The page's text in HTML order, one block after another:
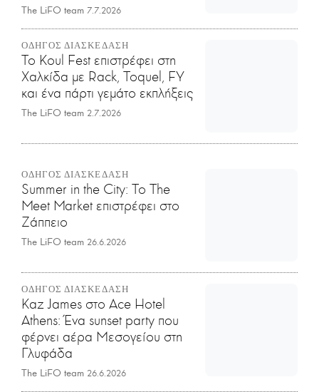
The LiFO team 7.7.2026
ΟΔΗΓΟΣ ΔΙΑΣΚΕΔΑΣΗ
Το Koul Fest επιστρέφει στη
Χαλκίδα με Rack, Toquel, FY
και ένα πάρτι γεμάτο εκπλήξεις
The LiFO team 2.7.2026
ΟΔΗΓΟΣ ΔΙΑΣΚΕΔΑΣΗ
Summer in the City: Το The
Meet Market επιστρέφει στο
Ζάππειο
The LiFO team 26.6.2026
ΟΔΗΓΟΣ ΔΙΑΣΚΕΔΑΣΗ
Kaz James στο Ace Hotel
Athens: Ένα sunset party που
φέρνει αέρα Μεσογείου στη
Γλυφάδα
The LiFO team 26.6.2026